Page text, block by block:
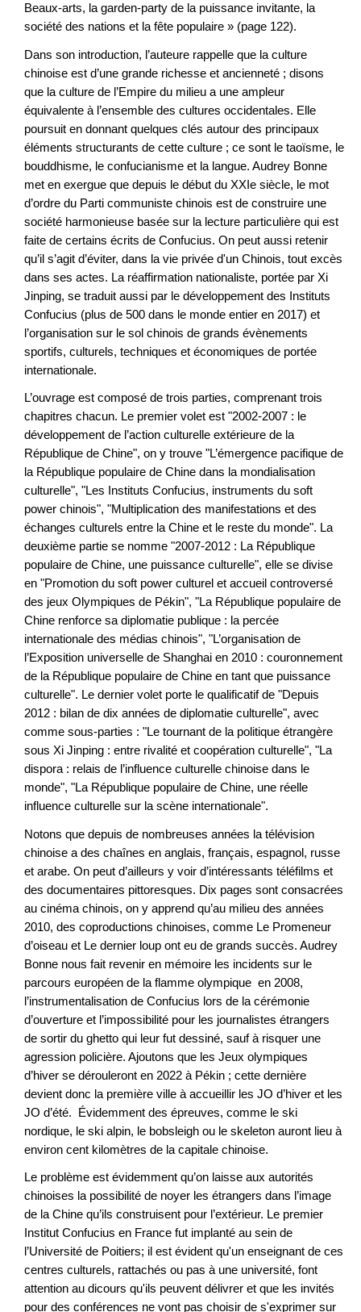
Beaux-arts, la garden-party de la puissance invitante, la
société des nations et la fête populaire » (page 122).
Dans son introduction, l’auteure rappelle que la culture
chinoise est d’une grande richesse et ancienneté ; disons
que la culture de l’Empire du milieu a une ampleur
équivalente à l’ensemble des cultures occidentales. Elle
poursuit en donnant quelques clés autour des principaux
éléments structurants de cette culture ; ce sont le taoïsme, le
bouddhisme, le confucianisme et la langue. Audrey Bonne
met en exergue que depuis le début du XXIe siècle, le mot
d’ordre du Parti communiste chinois est de construire une
société harmonieuse basée sur la lecture particulière qui est
faite de certains écrits de Confucius. On peut aussi retenir
qu’il s’agit d’éviter, dans la vie privée d'un Chinois, tout excès
dans ses actes. La réaffirmation nationaliste, portée par Xi
Jinping, se traduit aussi par le développement des Instituts
Confucius (plus de 500 dans le monde entier en 2017) et
l’organisation sur le sol chinois de grands évènements
sportifs, culturels, techniques et économiques de portée
internationale.
L’ouvrage est composé de trois parties, comprenant trois
chapitres chacun. Le premier volet est "2002-2007 : le
développement de l’action culturelle extérieure de la
République de Chine", on y trouve "L’émergence pacifique de
la République populaire de Chine dans la mondialisation
culturelle", "Les Instituts Confucius, instruments du soft
power chinois", "Multiplication des manifestations et des
échanges culturels entre la Chine et le reste du monde". La
deuxième partie se nomme "2007-2012 : La République
populaire de Chine, une puissance culturelle", elle se divise
en "Promotion du soft power culturel et accueil controversé
des jeux Olympiques de Pékin", "La République populaire de
Chine renforce sa diplomatie publique : la percée
internationale des médias chinois", "L’organisation de
l’Exposition universelle de Shanghai en 2010 : couronnement
de la République populaire de Chine en tant que puissance
culturelle". Le dernier volet porte le qualificatif de "Depuis
2012 : bilan de dix années de diplomatie culturelle", avec
comme sous-parties : "Le tournant de la politique étrangère
sous Xi Jinping : entre rivalité et coopération culturelle", "La
dispora : relais de l’influence culturelle chinoise dans le
monde", "La République populaire de Chine, une réelle
influence culturelle sur la scène internationale".
Notons que depuis de nombreuses années la télévision
chinoise a des chaînes en anglais, français, espagnol, russe
et arabe. On peut d’ailleurs y voir d’intéressants téléfilms et
des documentaires pittoresques. Dix pages sont consacrées
au cinéma chinois, on y apprend qu’au milieu des années
2010, des coproductions chinoises, comme Le Promeneur
d’oiseau et Le dernier loup ont eu de grands succès. Audrey
Bonne nous fait revenir en mémoire les incidents sur le
parcours européen de la flamme olympique en 2008,
l’instrumentalisation de Confucius lors de la cérémonie
d’ouverture et l’impossibilité pour les journalistes étrangers
de sortir du ghetto qui leur fut dessiné, sauf à risquer une
agression policière. Ajoutons que les Jeux olympiques
d’hiver se dérouleront en 2022 à Pékin ; cette dernière
devient donc la première ville à accueillir les JO d’hiver et les
JO d’été. Évidemment des épreuves, comme le ski
nordique, le ski alpin, le bobsleigh ou le skeleton auront lieu à
environ cent kilomètres de la capitale chinoise.
Le problème est évidemment qu’on laisse aux autorités
chinoises la possibilité de noyer les étrangers dans l’image
de la Chine qu’ils construisent pour l’extérieur. Le premier
Institut Confucius en France fut implanté au sein de
l’Université de Poitiers; il est évident qu'un enseignant de ces
centres culturels, rattachés ou pas à une université, font
attention au dicours qu'ils peuvent délivrer et que les invités
pour des conférences ne vont pas choisir de s'exprimer sur